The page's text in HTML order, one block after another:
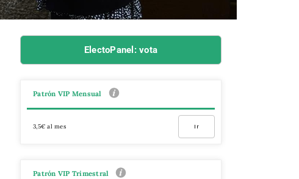
ElectoPanel: vota
Patrón VIP Mensual
3,5€ al mes Ir
Patrón VIP Trimestral